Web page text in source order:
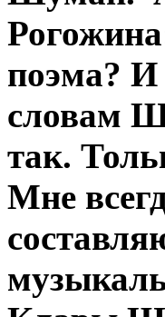
поэма? И
словам
так.
Мне